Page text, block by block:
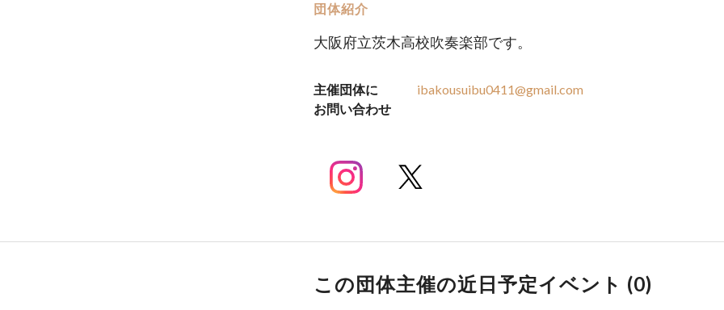
団体紹介
大阪府立茨木高校吹奏楽部です。
主催団体に
お問い合わせ
ibakousuibu0411@gmail.com
この団体主催の近日予定イベント (0)